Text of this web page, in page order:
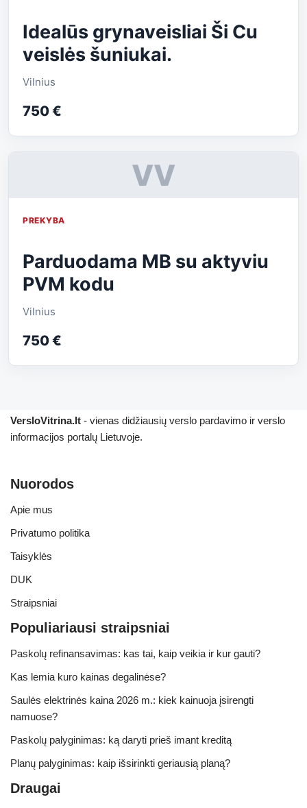
Idealūs grynaveisliai Ši Cu
veislės šuniukai.
Vilnius
750 €
VV
PREKYBA
Parduodama MB su aktyviu
PVM kodu
Vilnius
750 €
VersloVitrina.lt - vienas didžiausių verslo pardavimo ir verslo
informacijos portalų Lietuvoje.
Nuorodos
Apie mus
Privatumo politika
Taisyklės
DUK
Straipsniai
Populiariausi straipsniai
Paskolų refinansavimas: kas tai, kaip veikia ir kur gauti?
Kas lemia kuro kainas degalinėse?
Saulės elektrinės kaina 2026 m.: kiek kainuoja įsirengti
namuose?
Paskolų palyginimas: ką daryti prieš imant kreditą
Planų palyginimas: kaip išsirinkti geriausią planą?
Draugai